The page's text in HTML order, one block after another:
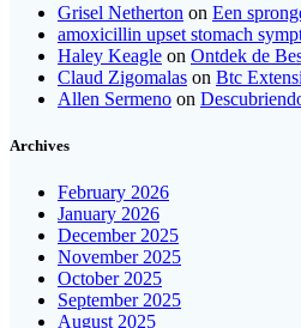
Grisel Netherton on Een
amoxicillin upset stomach
Haley Keagle on Ontdek de
Claud Zigomalas on Btc
Allen Sermeno on
Archives
February 2026
January 2026
December 2025
November 2025
October 2025
September 2025
August 2025